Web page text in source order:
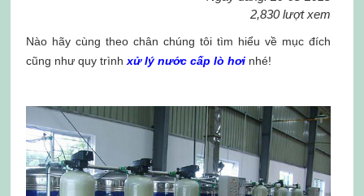
2,830 lượt xem
Nào hãy cùng theo chân chúng tôi tìm hiểu về mục đích
cũng như quy trình xử lý nước cấp lò hơinhé!